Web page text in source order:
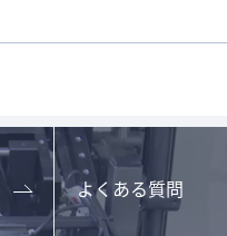
よくある質問